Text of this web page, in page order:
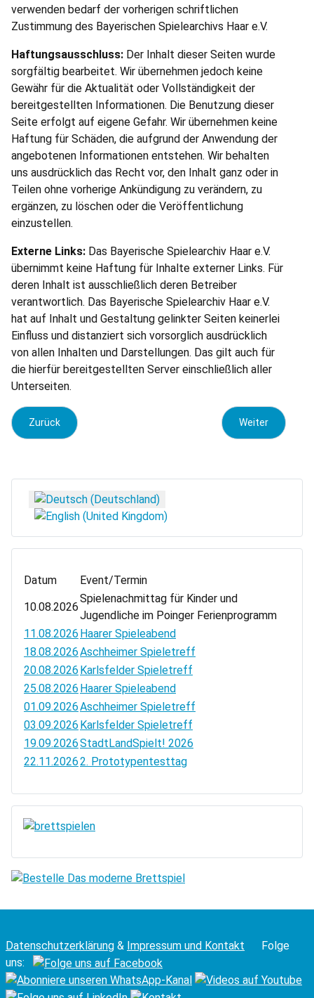
verwenden bedarf der vorherigen schriftlichen
Zustimmung des Bayerischen Spielearchivs Haar e.V.
Haftungsausschluss: Der Inhalt dieser Seiten wurde
sorgfältig bearbeitet. Wir übernehmen jedoch keine
Gewähr für die Aktualität oder Vollständigkeit der
bereitgestellten Informationen. Die Benutzung dieser
Seite erfolgt auf eigene Gefahr. Wir übernehmen keine
Haftung für Schäden, die aufgrund der Anwendung der
angebotenen Informationen entstehen. Wir behalten
uns ausdrücklich das Recht vor, den Inhalt ganz oder in
Teilen ohne vorherige Ankündigung zu verändern, zu
ergänzen, zu löschen oder die Veröffentlichung
einzustellen.
Externe Links: Das Bayerische Spielearchiv Haar e.V.
übernimmt keine Haftung für Inhalte externer Links. Für
deren Inhalt ist ausschließlich deren Betreiber
verantwortlich. Das Bayerische Spielearchiv Haar e.V.
hat auf Inhalt und Gestaltung gelinkter Seiten keinerlei
Einfluss und distanziert sich vorsorglich ausdrücklich
von allen Inhalten und Darstellungen. Das gilt auch für
die hierfür bereitgestellten Server einschließlich aller
Unterseiten.
Vorheriger Beitrag: Datenschutzerklärung
Zurück Nächster
Weiter
Sprache auswählen
Datum
Event/Termin
10.08.2026
Spielenachmittag für Kinder und
Jugendliche im Poinger Ferienprogramm
11.08.2026 Haarer Spieleabend
18.08.2026Aschheimer Spieletreff
20.08.2026 Karlsfelder Spieletreff
25.08.2026 Haarer Spieleabend
01.09.2026Aschheimer Spieletreff
03.09.2026 Karlsfelder Spieletreff
19.09.2026StadtLandSpielt! 2026
22.11.20262. Prototypentesttag
Datenschutzerklärung & Impressum und Kontakt Folge
uns: